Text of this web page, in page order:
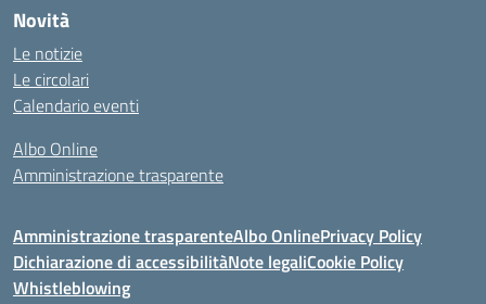
Novità
Le notizie
Le circolari
Calendario eventi
Albo Online
Amministrazione trasparente
Amministrazione trasparenteAlbo OnlinePrivacy Policy
Dichiarazione di accessibilitàNote legaliCookie Policy
Whistleblowing